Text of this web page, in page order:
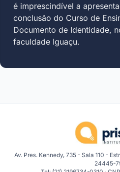
é imprescindível a
conclusão do Curso de
Documento de Identidade,
faculdade Iguaçu.
Av. Pres. Kennedy, 735 - Sala 110 -
24445-